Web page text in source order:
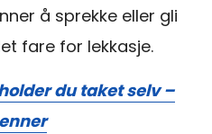
å sprekke eller gli
fare for lekkasje.
du taket selv –